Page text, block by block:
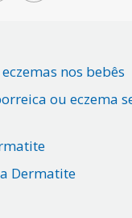
nos bebês
ou eczema
Dermatite